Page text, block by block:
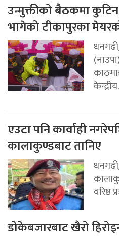
उन्मुक्तीको बैठकमा
भागेको टीकापुरका
एउटा पनि कार्वाही
कालाकुण्डबाट तानिए
वरिष्ठ
डोकेबजारबाट खैरो